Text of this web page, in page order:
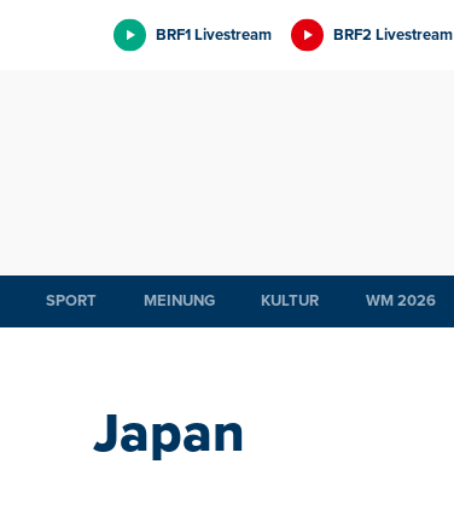
BRF1 Livestream BRF2 Livestream
SPORT MEINUNG KULTUR WM 2026
Japan